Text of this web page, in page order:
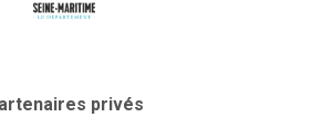
privés